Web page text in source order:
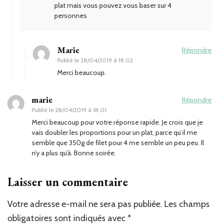
plat mais vous pouvez vous baser sur 4
personnes
Marie
Publié le 28/04/2019 à 18:02
Répondre
Merci beaucoup.
marie
Publié le 28/04/2019 à 18:01
Répondre
Merci beaucoup pour votre réponse rapide. Je crois que je
vais doubler les proportions pour un plat, parce qu’il me
semble que 350g de filet pour 4 me semble un peu peu. Il
n’y a plus qu’à. Bonne soirée.
Laisser un commentaire
Votre adresse e-mail ne sera pas publiée. Les champs
obligatoires sont indiqués avec *